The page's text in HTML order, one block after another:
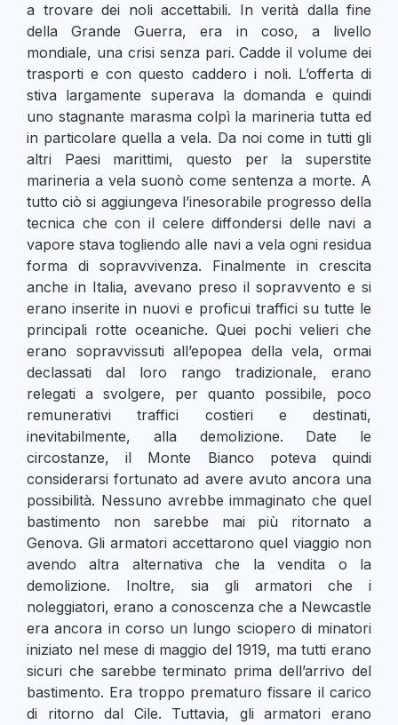
a trovare dei noli accettabili. In verità dalla fine
della Grande Guerra, era in coso, a livello
mondiale, una crisi senza pari. Cadde il volume dei
trasporti e con questo caddero i noli. L’offerta di
stiva largamente superava la domanda e quindi
uno stagnante marasma colpì la marineria tutta ed
in particolare quella a vela. Da noi come in tutti gli
altri Paesi marittimi, questo per la superstite
marineria a vela suonò come sentenza a morte. A
tutto ciò si aggiungeva l’inesorabile progresso della
tecnica che con il celere diffondersi delle navi a
vapore stava togliendo alle navi a vela ogni residua
forma di sopravvivenza. Finalmente in crescita
anche in Italia, avevano preso il sopravvento e si
erano inserite in nuovi e proficui traffici su tutte le
principali rotte oceaniche. Quei pochi velieri che
erano sopravvissuti all’epopea della vela, ormai
declassati dal loro rango tradizionale, erano
relegati a svolgere, per quanto possibile, poco
remunerativi traffici costieri e destinati,
inevitabilmente, alla demolizione. Date le
circostanze, il Monte Bianco poteva quindi
considerarsi fortunato ad avere avuto ancora una
possibilità. Nessuno avrebbe immaginato che quel
bastimento non sarebbe mai più ritornato a
Genova. Gli armatori accettarono quel viaggio non
avendo altra alternativa che la vendita o la
demolizione. Inoltre, sia gli armatori che i
noleggiatori, erano a conoscenza che a Newcastle
era ancora in corso un lungo sciopero di minatori
iniziato nel mese di maggio del 1919, ma tutti erano
sicuri che sarebbe terminato prima dell’arrivo del
bastimento. Era troppo prematuro fissare il carico
di ritorno dal Cile. Tuttavia, gli armatori erano